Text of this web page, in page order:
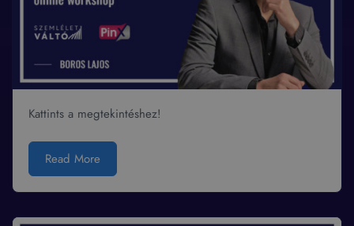
Kattints a megtekintéshez!
Read More